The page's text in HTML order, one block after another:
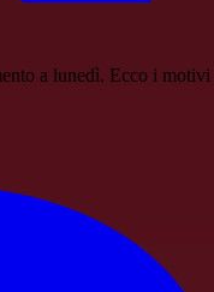
a lunedì. Ecco i motivi